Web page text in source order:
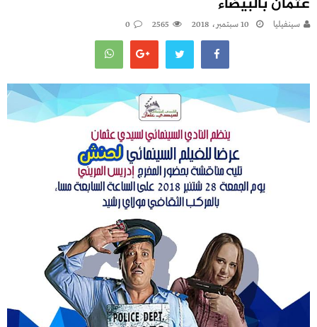
سينفيليا 10 سبتمبر، 2018 2565
0